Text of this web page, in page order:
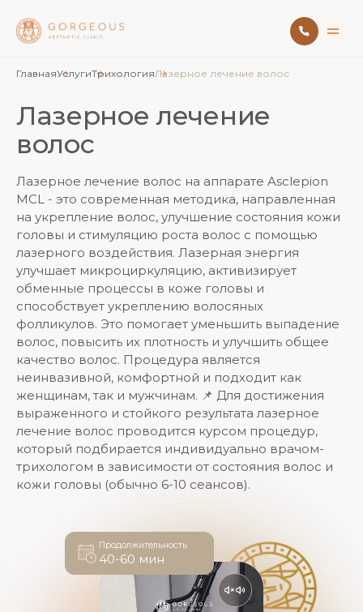
ГлавнаяУслугиТрихологияЛазерное лечение волос
Лазерное лечение
волос
Лазерное лечение волос на аппарате Asclepion
MCL - это современная методика, направленная
на укрепление волос, улучшение состояния кожи
головы и стимуляцию роста волос с помощью
лазерного воздействия. Лазерная энергия
улучшает микроциркуляцию, активизирует
обменные процессы в коже головы и
способствует укреплению волосяных
фолликулов. Это помогает уменьшить выпадение
волос, повысить их плотность и улучшить общее
качество волос. Процедура является
неинвазивной, комфортной и подходит как
женщинам, так и мужчинам. 📌 Для достижения
выраженного и стойкого результата лазерное
лечение волос проводится курсом процедур,
который подбирается индивидуально врачом-
трихологом в зависимости от состояния волос и
кожи головы (обычно 6-10 сеансов).
Продолжительность
40-60 мин